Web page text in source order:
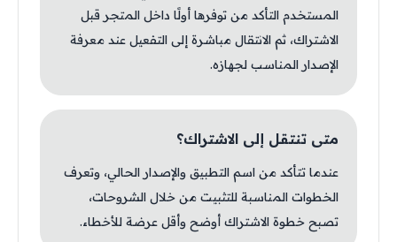
المستخدم التأكد من توفرها أولًا داخل المتجر قبل
الاشتراك، ثم الانتقال مباشرة إلى التفعيل عند معرفة
الإصدار المناسب لجهازه.
متى تنتقل إلى الاشتراك؟
عندما تتأكد من اسم التطبيق والإصدار الحالي، وتعرف
الخطوات المناسبة للتثبيت من خلال الشروحات،
تصبح خطوة الاشتراك أوضح وأقل عرضة للأخطاء.